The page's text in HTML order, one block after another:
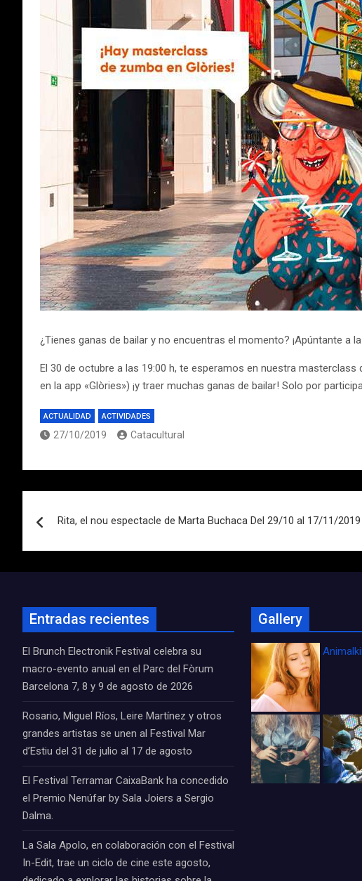
¿Tienes ganas de bailar y no encuentras el momento? ¡Apúntante
El 30 de octubre a las 19:00 h, te esperamos en nuestra
en la app «Glòries») ¡y traer muchas ganas de bailar! Solo por
ACTUALIDAD ACTIVIDADES
27/10/2019 Catacultural
de
Rita, el nou espectacle de Marta Buchaca Del 29/10 al 17/11/2019
Entradas recientes
El Brunch Electronik Festival celebra su
macro-evento anual en el Parc del Fòrum
Barcelona 7, 8 y 9 de agosto de 2026
Rosario, Miguel Ríos, Leire Martínez y otros
grandes artistas se unen al Festival Mar
d’Estiu del 31 de julio al 17 de agosto
El Festival Terramar CaixaBank ha concedido
el Premio Nenúfar by Sala Joiers a Sergio
Dalma.
La Sala Apolo, en colaboración con el Festival
In-Edit, trae un ciclo de cine este agosto,
Gallery